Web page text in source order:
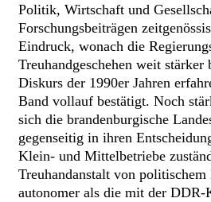
Politik, Wirtschaft und
Forschungsbeiträgen
Eindruck, wonach die
Treuhandgeschehen weit
Diskurs der 1990er Jahren
Band vollauf bestätigt. Noch
sich die brandenburgische
gegenseitig in ihren
Klein- und Mittelbetriebe
Treuhandanstalt von
autonomer als die mit der